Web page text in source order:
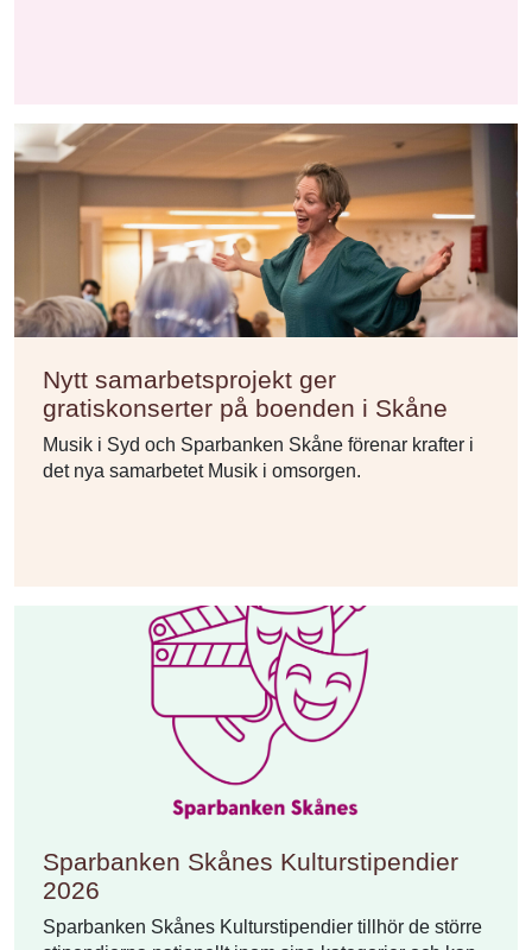
Nytt samarbetsprojekt ger
gratiskonserter på boenden i Skåne
Musik i Syd och Sparbanken Skåne förenar krafter i
det nya samarbetet Musik i omsorgen.
Sparbanken Skånes Kulturstipendier
2026
Sparbanken Skånes Kulturstipendier tillhör de större